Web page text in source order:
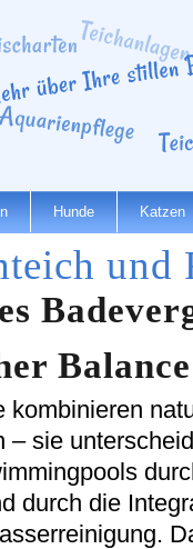
Hunde Katzen
und
Balance
kombinieren
– sie
durch die